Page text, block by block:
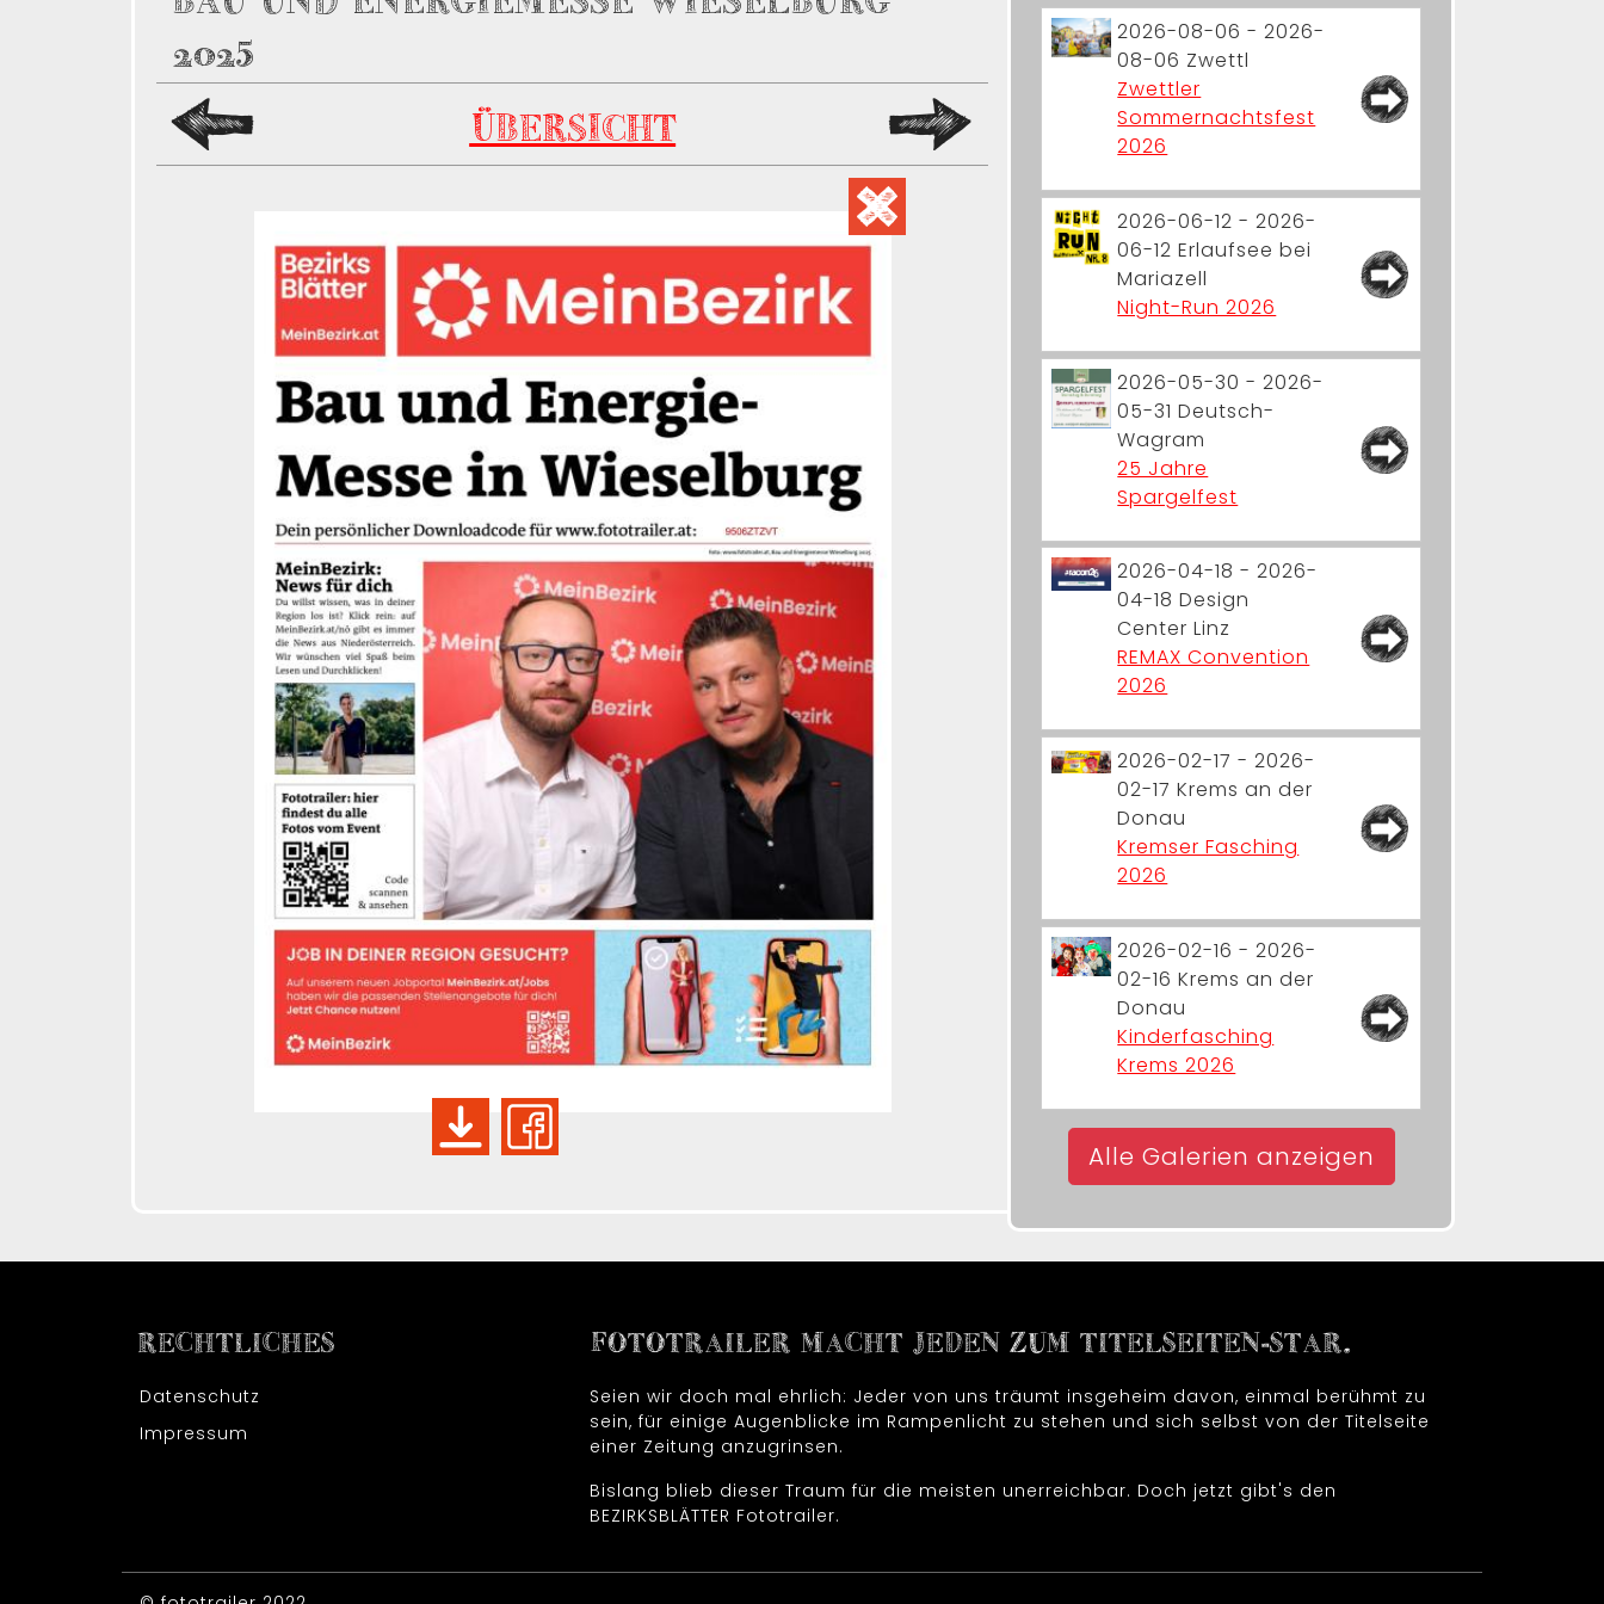
2025
ÜBERSICHT
2026-08-06 - 2026-
08-06 Zwettl
Zwettler
Sommernachtsfest
2026
2026-06-12 - 2026-
06-12 Erlaufsee bei
Mariazell
Night-Run 2026
2026-05-30 - 2026-
05-31 Deutsch-
Wagram
25 Jahre
Spargelfest
2026-04-18 - 2026-
04-18 Design
Center Linz
REMAX Convention
2026
2026-02-17 - 2026-
02-17 Krems an der
Donau
Kremser Fasching
2026
2026-02-16 - 2026-
02-16 Krems an der
Donau
Kinderfasching
Krems 2026
Alle Galerien anzeigen
RECHTLICHES
Datenschutz
Impressum
FOTOTRAILER MACHT JEDEN ZUM TITELSEITEN-STAR.
Seien wir doch mal ehrlich: Jeder von uns träumt insgeheim davon, einmal berühmt zu
sein, für einige Augenblicke im Rampenlicht zu stehen und sich selbst von der Titelseite
einer Zeitung anzugrinsen.
Bislang blieb dieser Traum für die meisten unerreichbar. Doch jetzt gibt's den
BEZIRKSBLÄTTER Fototrailer.